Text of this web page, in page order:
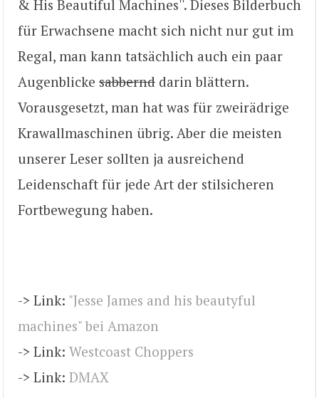
& His Beautiful Machines''. Dieses Bilderbuch
für Erwachsene macht sich nicht nur gut im
Regal, man kann tatsächlich auch ein paar
Augenblicke sabbernd darin blättern.
Vorausgesetzt, man hat was für zweirädrige
Krawallmaschinen übrig. Aber die meisten
unserer Leser sollten ja ausreichend
Leidenschaft für jede Art der stilsicheren
Fortbewegung haben.
-> Link: "Jesse James and his beautyful
machines" bei Amazon
-> Link: Westcoast Choppers
-> Link: DMAX